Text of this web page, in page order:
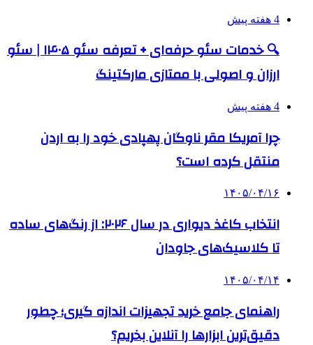
4 هفته پیش
🔍 خدمات سئو حرفه‌ای + تعرفه سئو ۱۴۰۵ | سئو
ارزان و اصولی با ممتازی مارکتینگ
4 هفته پیش
چرا آمریکا مقر ناوگان پهپادی خود را به اردن
منتقل کرده است؟
۱۴۰۵/۰۴/۱۶
انتخاب کاغذ دیواری در سال ۲۰۲۶: از رنگ‌های ساده
تا کلاسیک‌های جاودان
۱۴۰۵/۰۴/۱۴
راهنمای جامع خرید تجهیزات اندازه گیری؛ چطور
دقیق‌ترین ابزارها را آنلاین بخریم؟